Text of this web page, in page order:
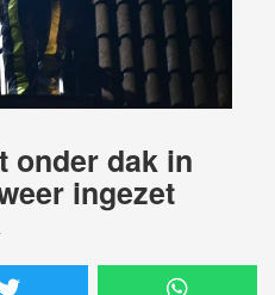
onder dak in
ingezet